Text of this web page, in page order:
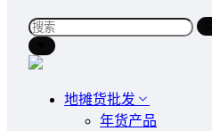
地摊货批发
年货产品